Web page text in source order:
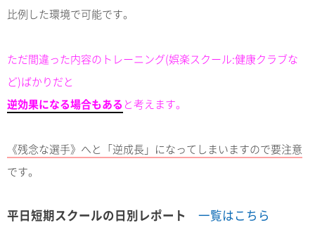
比例した環境で可能です。
ただ間違った内容のトレーニング(娯楽スクール:健康クラブな
ど)ばかりだと
逆効果になる場合もある と考えます。
《残念な選手》へと「逆成長」になってしまいますので要注意
です。
平日短期スクールの日別レポート 一覧はこちら